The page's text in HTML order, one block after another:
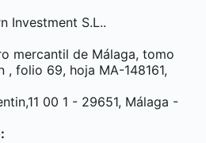
Investment S.L..
mercantil de Málaga, tomo
, folio 69, hoja MA-148161,
00 1 - 29651, Málaga -